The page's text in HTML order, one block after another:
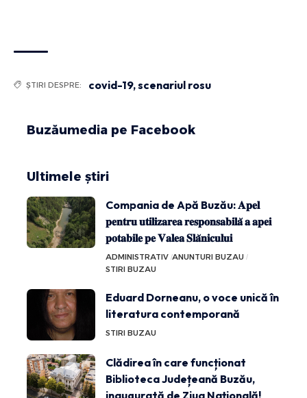
ȘTIRI DESPRE: covid-19,scenariul rosu
Buzăumedia pe Facebook
Ultimele știri
Compania de Apă Buzău: 𝐀𝐩𝐞𝐥
𝐩𝐞𝐧𝐭𝐫𝐮 𝐮𝐭𝐢𝐥𝐢𝐳𝐚𝐫𝐞𝐚 𝐫𝐞𝐬𝐩𝐨𝐧𝐬𝐚𝐛𝐢𝐥𝐚̆ 𝐚 𝐚𝐩𝐞𝐢
𝐩𝐨𝐭𝐚𝐛𝐢𝐥𝐞 𝐩𝐞 𝐕𝐚𝐥𝐞𝐚 𝐒𝐥𝐚̆𝐧𝐢𝐜𝐮𝐥𝐮𝐢
ADMINISTRATIV ANUNTURI BUZAU
STIRI BUZAU
Eduard Dorneanu, o voce unică în
literatura contemporană
STIRI BUZAU
Clădirea în care funcționat
Biblioteca Județeană Buzău,
inaugurată de Ziua Națională!